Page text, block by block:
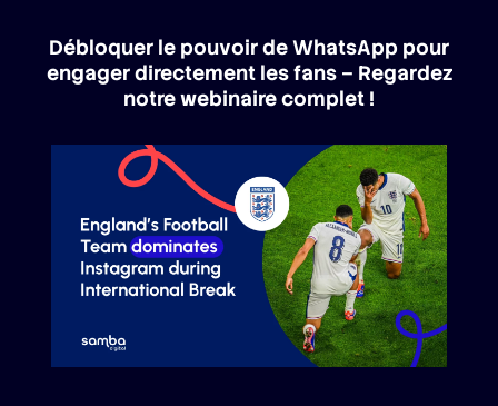
Débloquer le pouvoir de WhatsApp pour
engager directement les fans – Regardez
notre webinaire complet !